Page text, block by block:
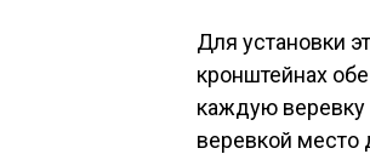
Для установки
кронштейнах
каждую веревку
веревкой место